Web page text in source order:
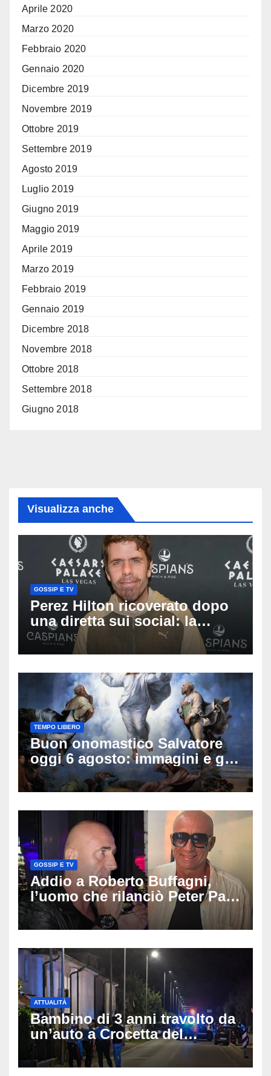
Aprile 2020
Marzo 2020
Febbraio 2020
Gennaio 2020
Dicembre 2019
Novembre 2019
Ottobre 2019
Settembre 2019
Agosto 2019
Luglio 2019
Giugno 2019
Maggio 2019
Aprile 2019
Marzo 2019
Febbraio 2019
Gennaio 2019
Dicembre 2018
Novembre 2018
Ottobre 2018
Settembre 2018
Giugno 2018
Visualizza anche
GOSSIP E TV
Perez Hilton ricoverato dopo
una diretta sui social: la
famiglia rompe il silenzio
sulle sue condizioni
TEMPO LIBERO
Buon onomastico Salvatore
oggi 6 agosto: immagini e gif
di auguri da condividere
GOSSIP E TV
Addio a Roberto Buffagni,
l’uomo che rilanciò Peter Pan
e Villa delle Rose: aveva 59
anni
ATTUALITÀ
Bambino di 3 anni travolto da
un’auto a Crocetta del
Montello: è gravissimo,
trasportato in elicottero a